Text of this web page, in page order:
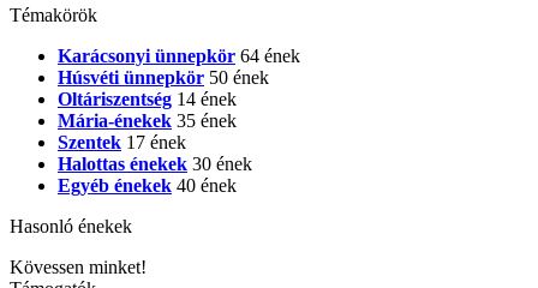
Témakörök
Karácsonyi ünnepkör 64 ének
Húsvéti ünnepkör 50 ének
Oltáriszentség 14 ének
Mária-énekek 35 ének
Szentek 17 ének
Halottas énekek 30 ének
Egyéb énekek 40 ének
Hasonló énekek
Kövessen minket!